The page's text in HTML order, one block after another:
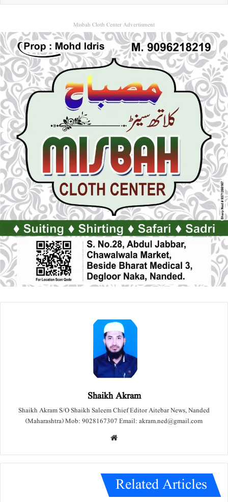
Misbah Cloth Center Advertisment
Shaikh Akram
Shaikh Akram S/O Shaikh Saleem Chief Editor Aitebar News, Nanded
(Maharashtra) Mob: 9028167307 Email: akram.ned@gmail.com
e
Related Articles